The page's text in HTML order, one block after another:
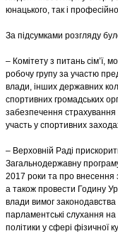
юнацького, так і
За підсумками розгляду
– Комітету з питань сім’ї,
робочу групу за участю
влади, інших державних
спортивних громадських
забезпечення страхування
участь у спортивних
– Верховній Раді
Загальнодержавну
2017 роки та про внесення
а також провести Годину
влади вимог законодавства
парламентські слухання
політики у сфері фізичної